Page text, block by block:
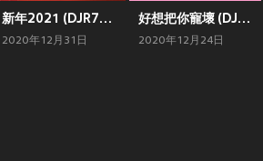
新年2021 (DJR7版)
2020年12月31日
好想把你寵壞 (DJ版)
2020年12月24日